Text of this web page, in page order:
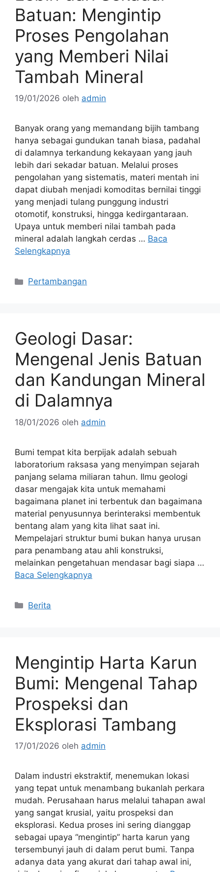
Batuan: Mengintip
Proses Pengolahan
yang Memberi Nilai
Tambah Mineral
19/01/2026 oleh admin
Banyak orang yang memandang bijih tambang
hanya sebagai gundukan tanah biasa, padahal
di dalamnya terkandung kekayaan yang jauh
lebih dari sekadar batuan. Melalui proses
pengolahan yang sistematis, materi mentah ini
dapat diubah menjadi komoditas bernilai tinggi
yang menjadi tulang punggung industri
otomotif, konstruksi, hingga kedirgantaraan.
Upaya untuk memberi nilai tambah pada
mineral adalah langkah cerdas … Baca
Selengkapnya
Kategori
Pertambangan
Geologi Dasar:
Mengenal Jenis Batuan
dan Kandungan Mineral
di Dalamnya
18/01/2026 oleh admin
Bumi tempat kita berpijak adalah sebuah
laboratorium raksasa yang menyimpan sejarah
panjang selama miliaran tahun. Ilmu geologi
dasar mengajak kita untuk memahami
bagaimana planet ini terbentuk dan bagaimana
material penyusunnya berinteraksi membentuk
bentang alam yang kita lihat saat ini.
Mempelajari struktur bumi bukan hanya urusan
para penambang atau ahli konstruksi,
melainkan pengetahuan mendasar bagi siapa …
Baca Selengkapnya
Kategori
Berita
Mengintip Harta Karun
Bumi: Mengenal Tahap
Prospeksi dan
Eksplorasi Tambang
17/01/2026 oleh admin
Dalam industri ekstraktif, menemukan lokasi
yang tepat untuk menambang bukanlah perkara
mudah. Perusahaan harus melalui tahapan awal
yang sangat krusial, yaitu prospeksi dan
eksplorasi. Kedua proses ini sering dianggap
sebagai upaya “mengintip” harta karun yang
tersembunyi jauh di dalam perut bumi. Tanpa
adanya data yang akurat dari tahap awal ini,